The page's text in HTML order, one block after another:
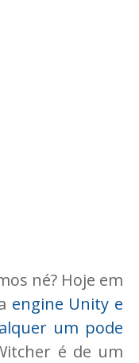
né? Hoje em
engine Unity e
um pode
é de um